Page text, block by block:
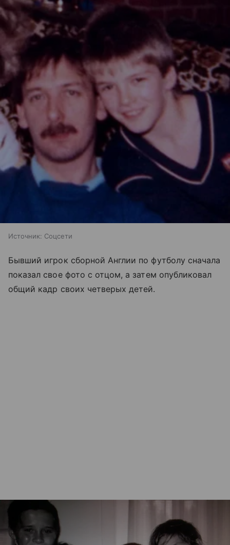
Источник: Соцсети
Бывший игрок сборной Англии по футболу сначала
показал свое фото с отцом, а затем опубликовал
общий кадр своих четверых детей.